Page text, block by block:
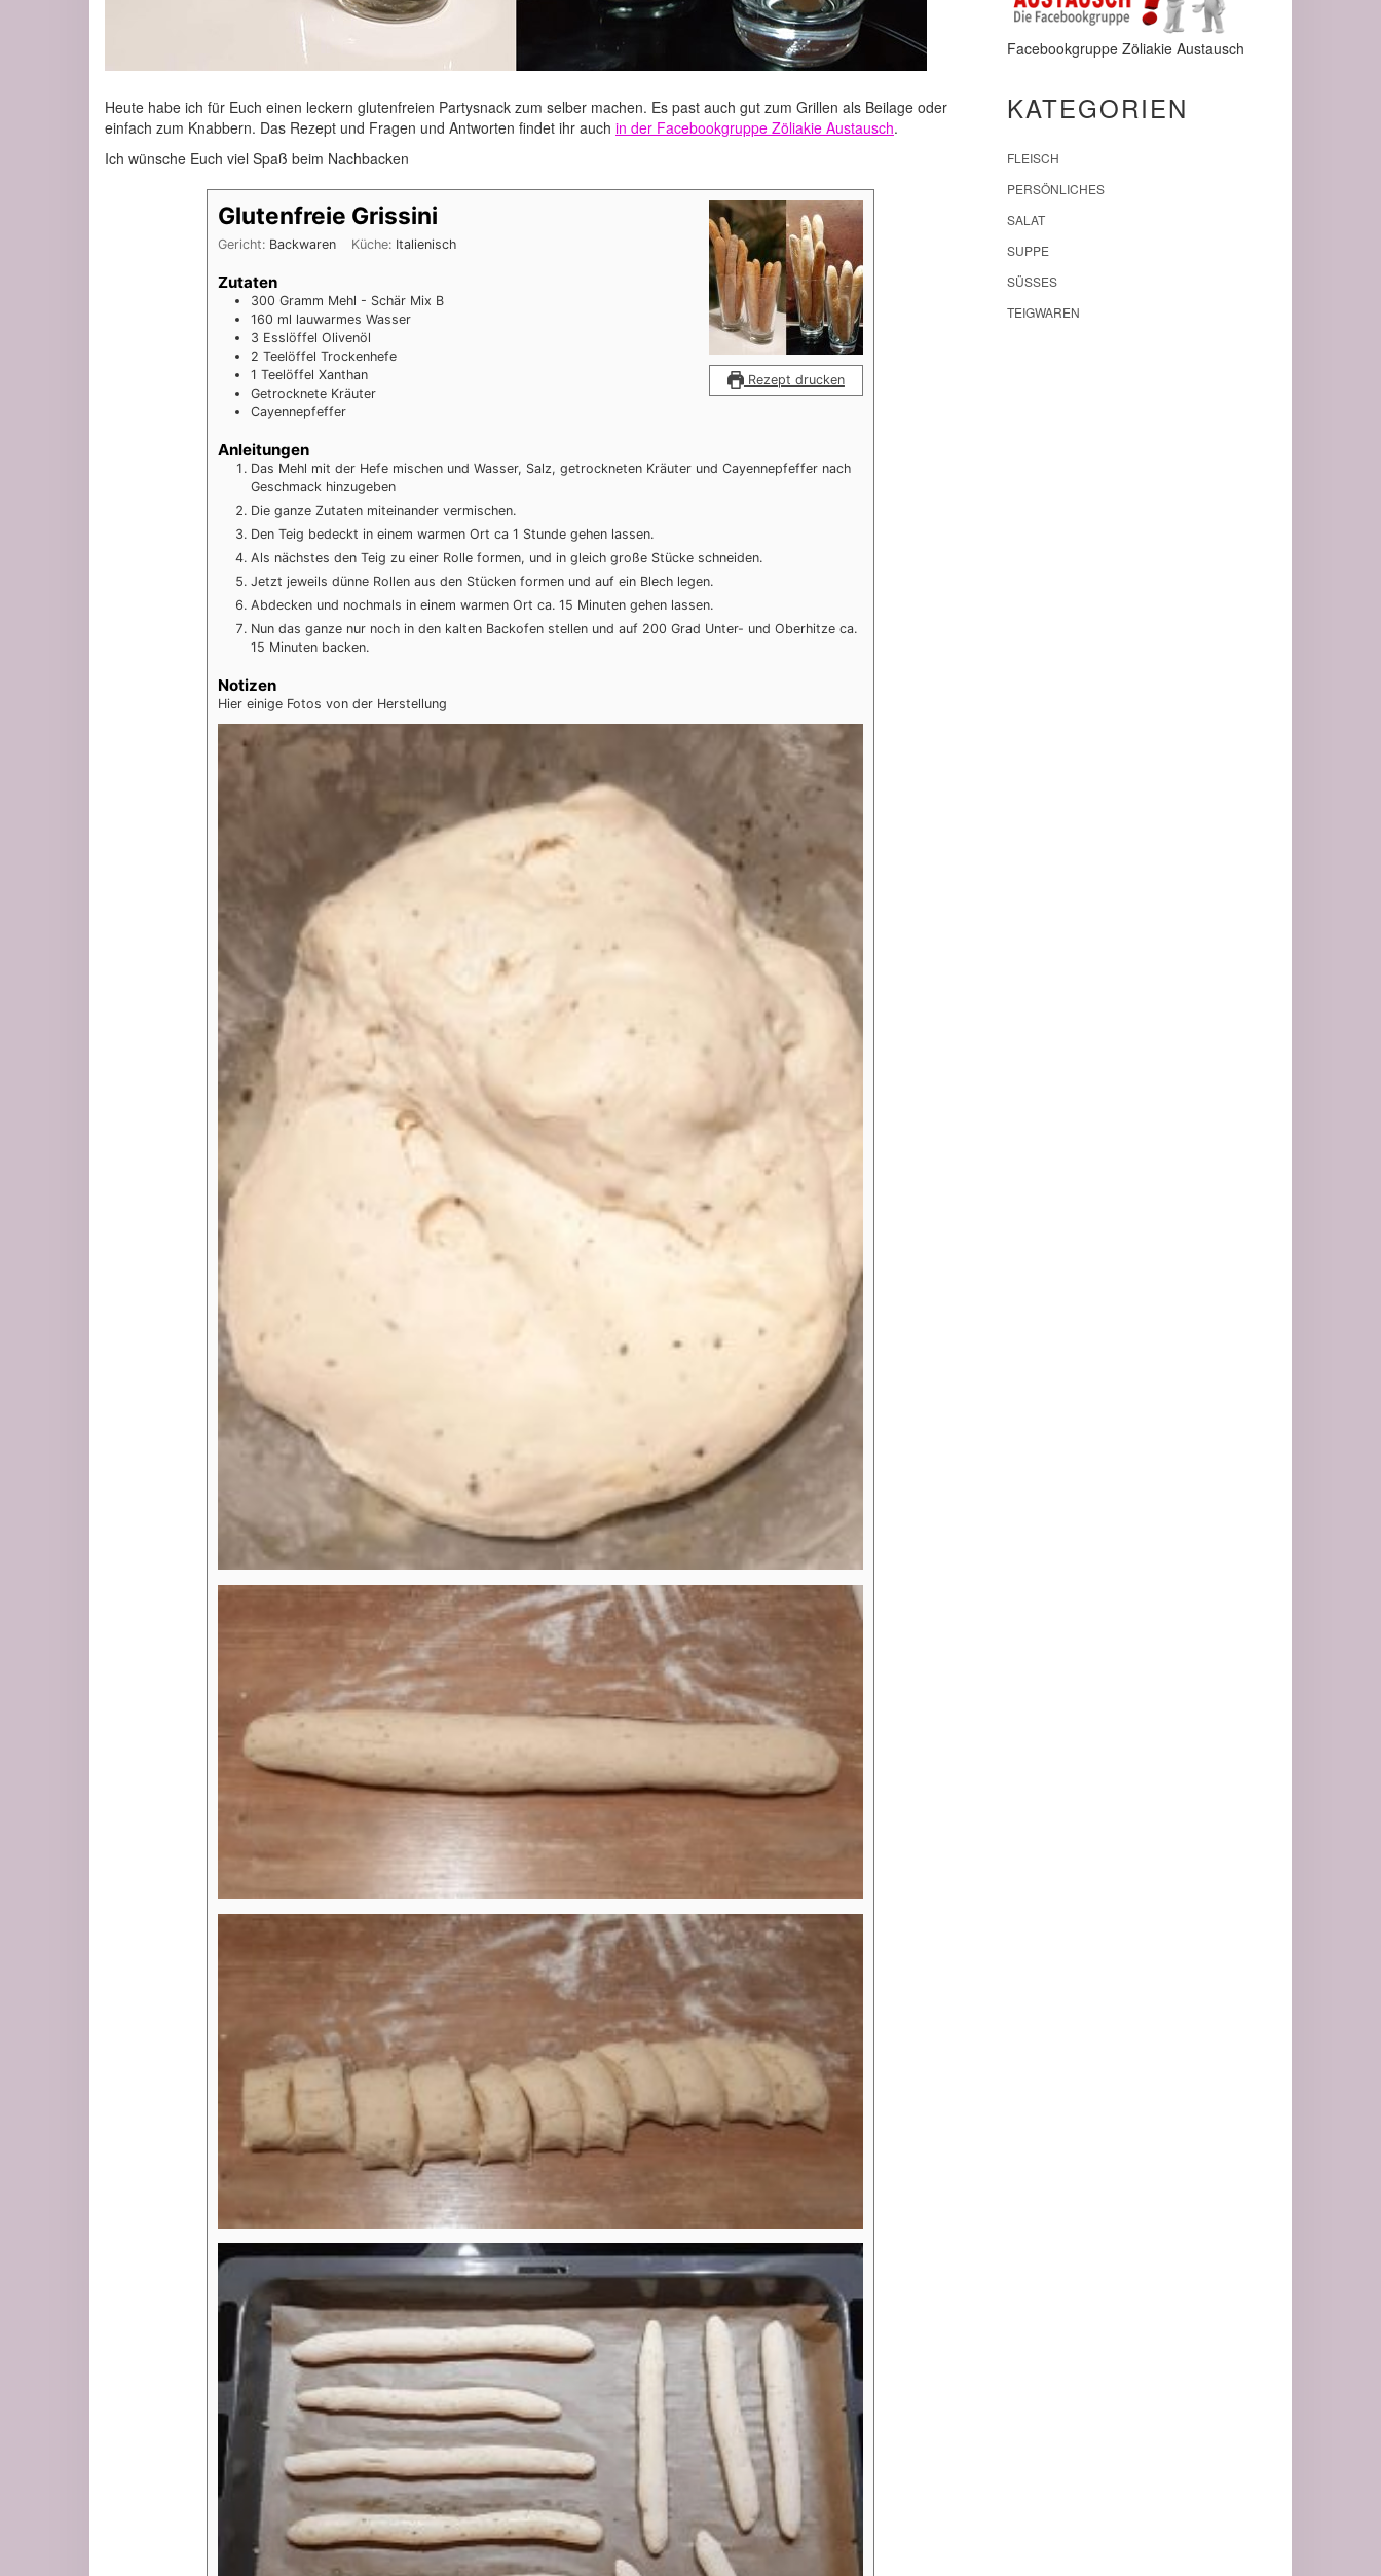
Heute habe ich für Euch einen leckern glutenfreien Partysnack zum selber machen. Es past auch gut zum Grillen als Beilage oder
einfach zum Knabbern. Das Rezept und Fragen und Antworten findet ihr auch in der Facebookgruppe Zöliakie Austausch.
Ich wünsche Euch viel Spaß beim Nachbacken
Rezept drucken
Glutenfreie Grissini
Gericht: Backwaren Küche: Italienisch
Zutaten
300 Gramm Mehl - Schär Mix B
160 ml lauwarmes Wasser
3 Esslöffel Olivenöl
2 Teelöffel Trockenhefe
1 Teelöffel Xanthan
Getrocknete Kräuter
Cayennepfeffer
Anleitungen
Das Mehl mit der Hefe mischen und Wasser, Salz, getrockneten Kräuter und Cayennepfeffer nach
Geschmack hinzugeben
Die ganze Zutaten miteinander vermischen.
Den Teig bedeckt in einem warmen Ort ca 1 Stunde gehen lassen.
Als nächstes den Teig zu einer Rolle formen, und in gleich große Stücke schneiden.
Jetzt jeweils dünne Rollen aus den Stücken formen und auf ein Blech legen.
Abdecken und nochmals in einem warmen Ort ca. 15 Minuten gehen lassen.
Nun das ganze nur noch in den kalten Backofen stellen und auf 200 Grad Unter- und Oberhitze ca.
15 Minuten backen.
Notizen
Hier einige Fotos von der Herstellung
Facebookgruppe Zöliakie Austausch
KATEGORIEN
FLEISCH
PERSÖNLICHES
SALAT
SUPPE
SÜSSES
TEIGWAREN